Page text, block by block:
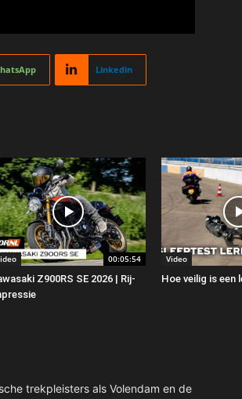
Linkedin
00:05:54
Z900RS SE 2026 | Rij-
Video
Hoe veilig is een
trekpleisters als Volendam en de